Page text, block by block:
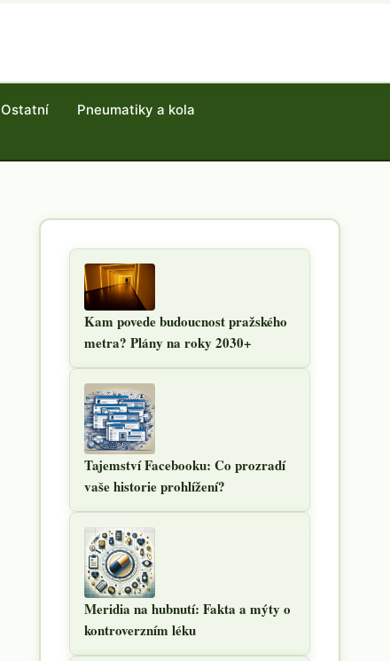
Ostatní
Pneumatiky a kola
Kam povede budoucnost pražského
metra? Plány na roky 2030+
Tajemství Facebooku: Co prozradí
vaše historie prohlížení?
Meridia na hubnutí: Fakta a mýty o
kontroverzním léku